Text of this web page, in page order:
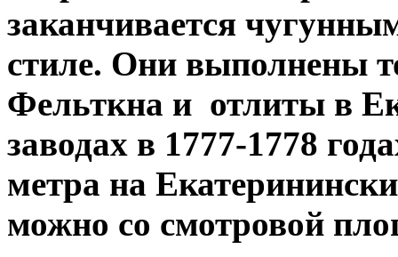
заканчивается
стиле. Они выполнены
Фельткна и отлиты в
заводах в 1777-1778
метра на
можно со смотровой